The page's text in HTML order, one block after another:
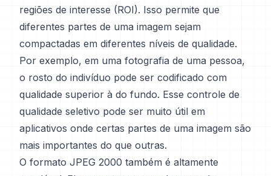
regiões de interesse (ROI). Isso permite que
diferentes partes de uma imagem sejam
compactadas em diferentes níveis de qualidade.
Por exemplo, em uma fotografia de uma pessoa,
o rosto do indivíduo pode ser codificado com
qualidade superior à do fundo. Esse controle de
qualidade seletivo pode ser muito útil em
aplicativos onde certas partes de uma imagem são
mais importantes do que outras.
O formato JPEG 2000 também é altamente